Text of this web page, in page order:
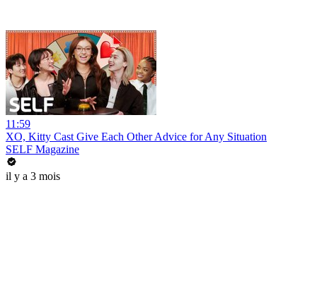
11:59
XO, Kitty Cast Give Each Other Advice for Any Situation
SELF Magazine
il y a 3 mois